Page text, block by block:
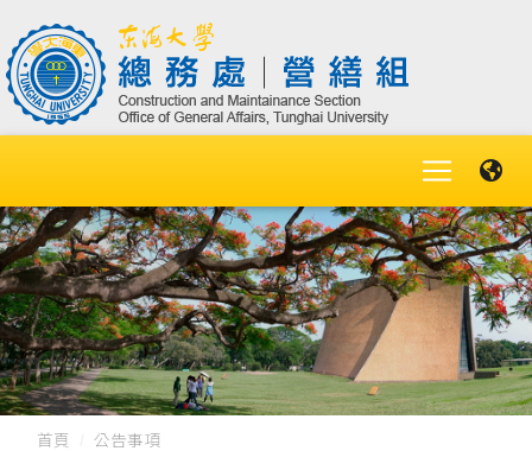
首頁
公告事項